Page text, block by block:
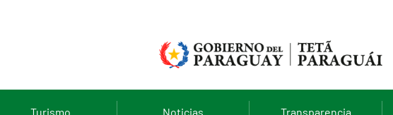
Turismo Noticias Transparencia